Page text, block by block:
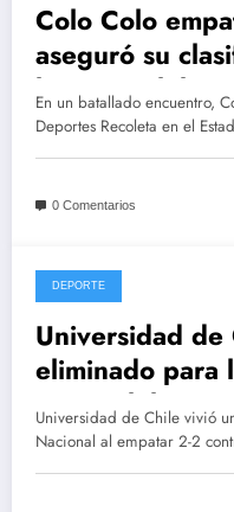
Colo Colo
aseguró su
la Copa Chile
En un batallado encuentro,
Deportes Recoleta en el
0 Comentarios
junio 12, 2025
DEPORTE
Universidad de
eliminado para
Copa Chile tras
Curicó Unido
Universidad de Chile vivió
Nacional al empatar 2-2